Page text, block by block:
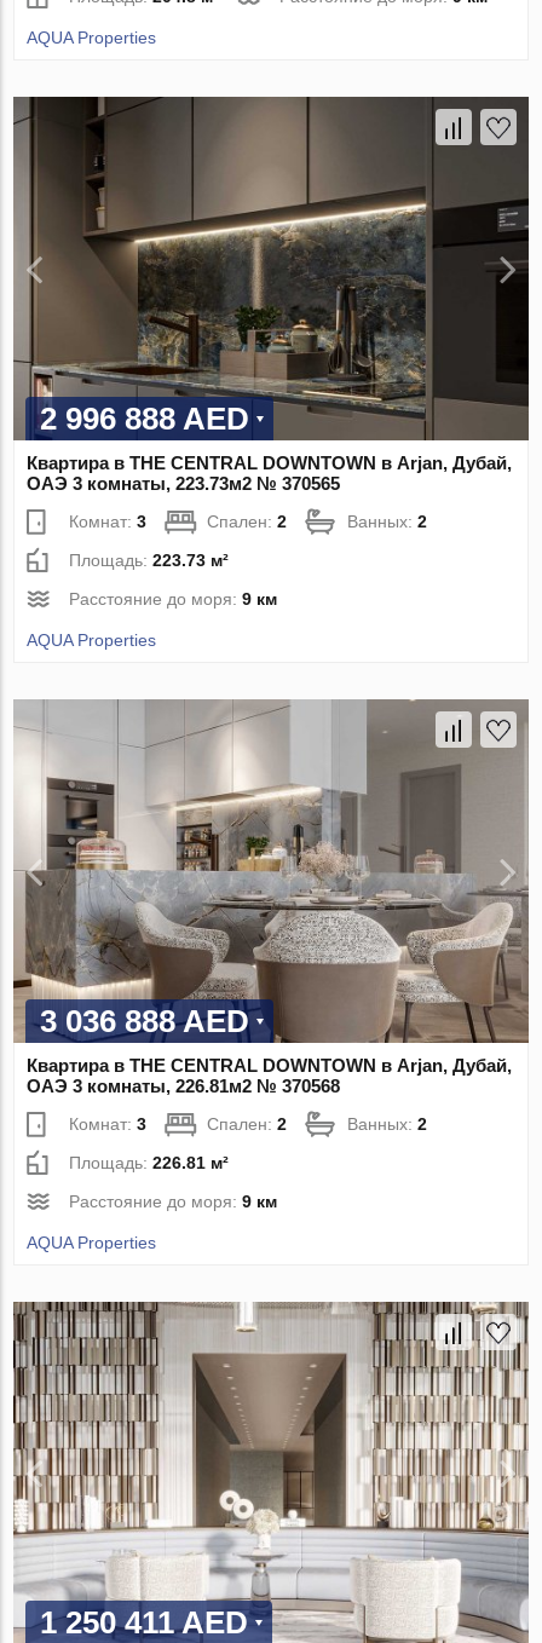
AQUA Properties
2 996 888 AED
Квартира в THE CENTRAL DOWNTOWN в Arjan, Дубай,
ОАЭ 3 комнаты, 223.73м2 № 370565
Комнат:3 Спален:2 Ванных:2
Площадь:223.73 м²
Расстояние до моря:9 км
AQUA Properties
3 036 888 AED
Квартира в THE CENTRAL DOWNTOWN в Arjan, Дубай,
ОАЭ 3 комнаты, 226.81м2 № 370568
Комнат:3 Спален:2 Ванных:2
Площадь:226.81 м²
Расстояние до моря:9 км
AQUA Properties
1 250 411 AED